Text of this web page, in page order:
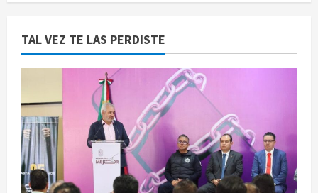
TAL VEZ TE LAS PERDISTE